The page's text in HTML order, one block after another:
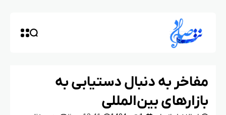
مفاخر به دنبال دستیابی به
بازارهای بین‌المللی